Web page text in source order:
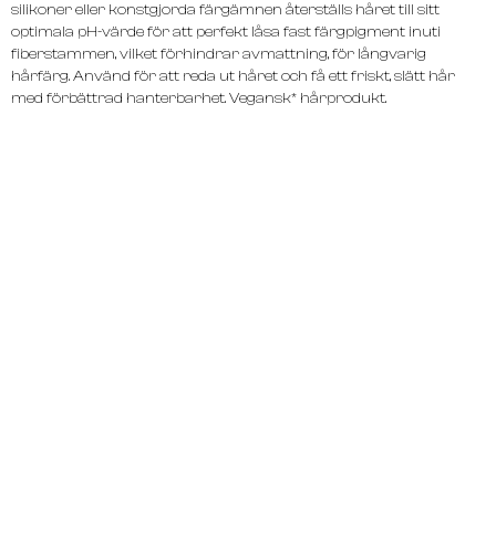
silikoner eller konstgjorda färgämnen återställs håret till sitt
optimala pH-värde för att perfekt låsa fast färgpigment inuti
fiberstammen, vilket förhindrar avmattning, för långvarig
hårfärg. Använd för att reda ut håret och få ett friskt, slätt hår
med förbättrad hanterbarhet. Vegansk* hårprodukt.